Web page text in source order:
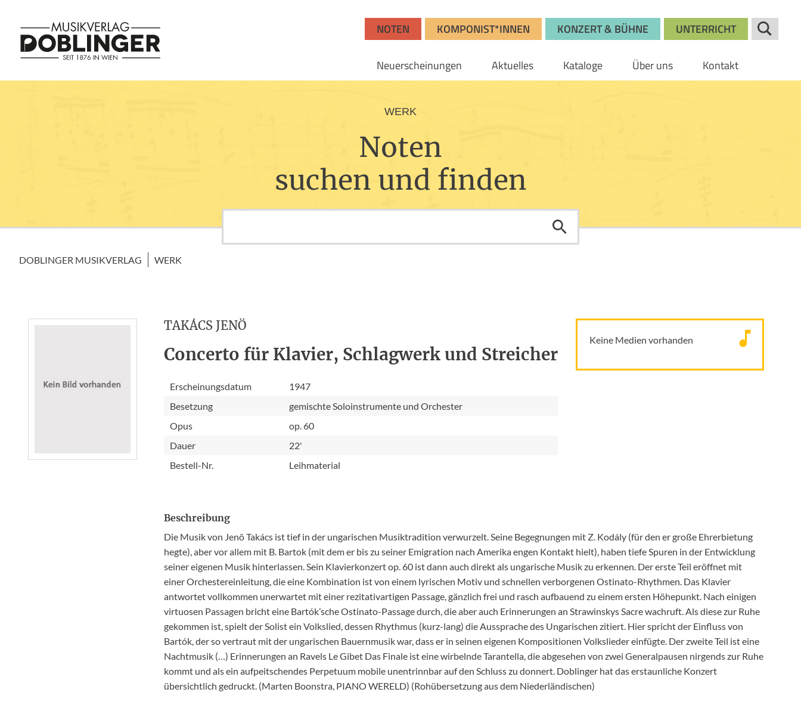
NOTEN KOMPONIST*INNEN KONZERT & BÜHNE UNTERRICHT
Neuerscheinungen Aktuelles Kataloge Über uns Kontakt
WERK
Noten
suchen und finden
DOBLINGER MUSIKVERLAG WERK
TAKÁCS JENÖ
Concerto für Klavier, Schlagwerk und Streicher
Erscheinungsdatum
1947
Besetzung
gemischte Soloinstrumente und Orchester
Opus
op. 60
Dauer
22'
Bestell-Nr.
Leihmaterial
Keine Medien vorhanden
Beschreibung
Die Musik von Jenö Takács ist tief in der ungarischen Musiktradition verwurzelt. Seine Begegnungen mit Z. Kodály (für den er große Ehrerbietung
hegte), aber vor allem mit B. Bartok (mit dem er bis zu seiner Emigration nach Amerika engen Kontakt hielt), haben tiefe Spuren in der Entwicklung
seiner eigenen Musik hinterlassen. Sein Klavierkonzert op. 60 ist dann auch direkt als ungarische Musik zu erkennen. Der erste Teil eröffnet mit
einer Orchestereinleitung, die eine Kombination ist von einem lyrischen Motiv und schnellen verborgenen Ostinato-Rhythmen. Das Klavier
antwortet vollkommen unerwartet mit einer rezitativartigen Passage, gänzlich frei und rasch aufbauend zu einem ersten Höhepunkt. Nach einigen
virtuosen Passagen bricht eine Bartók’sche Ostinato-Passage durch, die aber auch Erinnerungen an Strawinskys Sacre wachruft. Als diese zur Ruhe
gekommen ist, spielt der Solist ein Volkslied, dessen Rhythmus (kurz-lang) die Aussprache des Ungarischen zitiert. Hier spricht der Einfluss von
Bartók, der so vertraut mit der ungarischen Bauernmusik war, dass er in seinen eigenen Kompositionen Volkslieder einfügte. Der zweite Teil ist eine
Nachtmusik (…) Erinnerungen an Ravels Le Gibet Das Finale ist eine wirbelnde Tarantella, die abgesehen von zwei Generalpausen nirgends zur Ruhe
kommt und als ein aufpeitschendes Perpetuum mobile unentrinnbar auf den Schluss zu donnert. Doblinger hat das erstaunliche Konzert
übersichtlich gedruckt. (Marten Boonstra, PIANO WERELD) (Rohübersetzung aus dem Niederländischen)